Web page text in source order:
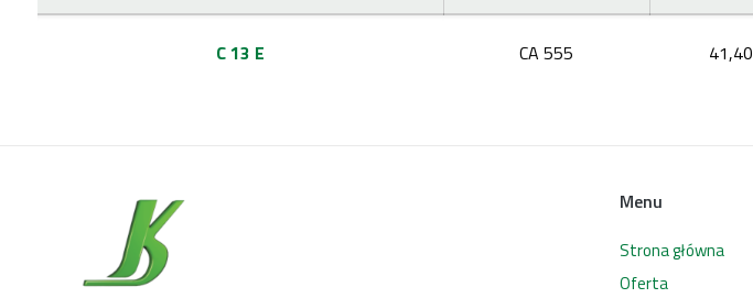
C 13 E CA 555 41,40
Menu
Strona główna
Oferta